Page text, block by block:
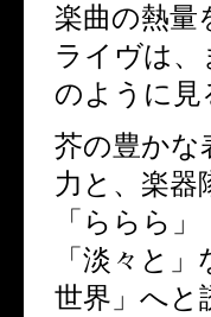
楽曲の熱量
ライヴは
のように見
芥の豊かな
力と、楽器
「ららら
「淡々と
世界」へと